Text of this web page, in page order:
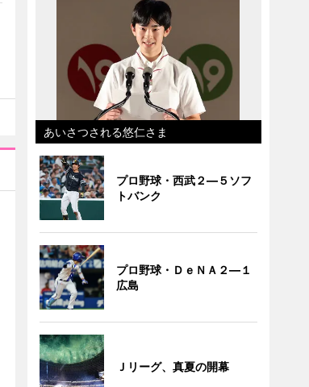
あいさつされる悠仁さま
プロ野球・西武２―５ソフ
トバンク
プロ野球・ＤｅＮＡ２―１
広島
Ｊリーグ、真夏の開幕